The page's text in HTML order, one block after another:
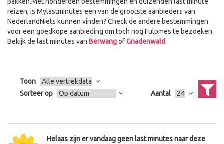
reizen, is Mylastminutes een van de grootste aanbieders van
NederlandNiets kunnen vinden? Check de andere bestemmingen
voor een goedkope aanbieding om toch nog Fulpmes te bezoeken.
Bekijk de last minutes van BerwangofGnadenwald
Toon
Sorteer op
Aantal
Helaas zijn er vandaag geen last minutes naar deze